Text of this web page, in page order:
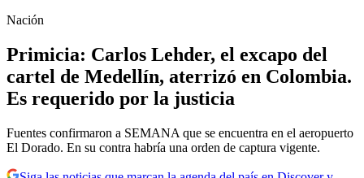
Nación
Primicia: Carlos Lehder, el excapo del
cartel de Medellín, aterrizó en Colombia.
Es requerido por la justicia
Fuentes confirmaron a SEMANA que se encuentra en el aeropuerto
El Dorado. En su contra habría una orden de captura vigente.